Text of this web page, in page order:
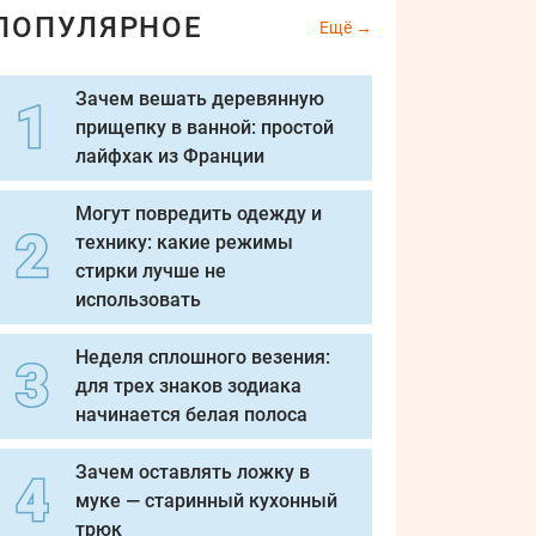
Ещё
Зачем вешать деревянную
прищепку в ванной: простой
лайфхак из Франции
Могут повредить одежду и
технику: какие режимы
стирки лучше не
использовать
Неделя сплошного везения:
для трех знаков зодиака
начинается белая полоса
Зачем оставлять ложку в
муке — старинный кухонный
трюк